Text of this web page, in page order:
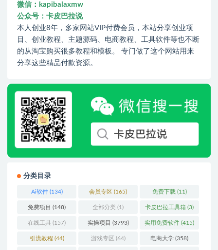
微信：kapibalaxmw
公众号：卡皮巴拉说
本人创业8年，多家网站VIP付费会员，本站分享创业项
目、创业教程、主题源码、电商教程、工具软件等也不断
的从淘宝购买很多教程和模板。 专门做了这个网站用来
分享这些精品付款资源。
分类目录
Ai软件(134) 会员专区 (165) 免费下载 (11)
免费项目 (148) 全部分类 (1) 卡皮巴拉工具箱 (3)
在线工具 (157) 实操项目 (3793) 实用免费软件 (415)
引流教程 (44) 游戏专区 (64) 电商大学 (358)